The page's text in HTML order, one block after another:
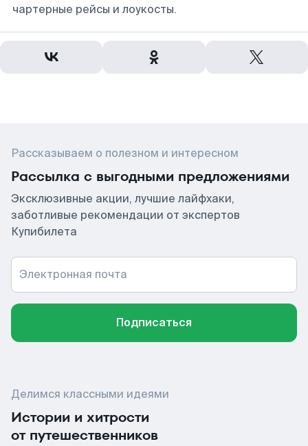
чартерные рейсы и лоукосты.
Рассказываем о полезном и интересном
Рассылка с выгодными предложениями
Эксклюзивные акции, лучшие лайфхаки,
заботливые рекомендации от экспертов
Купибилета
Электронная почта
Подписаться
Делимся классными идеями
Истории и хитрости
от путешественников